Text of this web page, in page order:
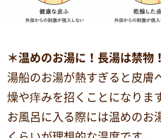
＊温めのお湯に！長湯は禁物！
湯船のお湯が熱すぎると皮膚
燥や痒みを招くことになりま
お風呂に入る際には温めの